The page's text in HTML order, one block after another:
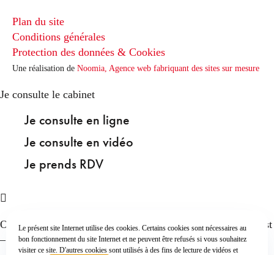
Plan du site
Conditions générales
Protection des données & Cookies
Une réalisation de Noomia, Agence web fabriquant des sites sur mesure
Je consulte le cabinet
Je consulte en ligne
Je consulte en vidéo
Je prends RDV
Overeenkomst van studieopdracht en promotie overeenkomst
– W. Breyne [Nl]a bien été ajouté à votre panier !
Le présent site Internet utilise des cookies. Certains cookies sont nécessaires au
bon fonctionnement du site Internet et ne peuvent être refusés si vous souhaitez
visiter ce site. D'autres cookies sont utilisés à des fins de lecture de vidéos et